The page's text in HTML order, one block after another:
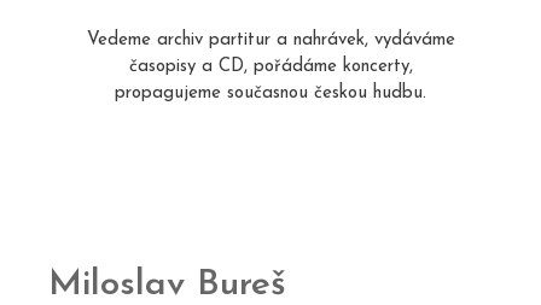
Vedeme archiv partitur a nahrávek, vydáváme
časopisy a CD, pořádáme koncerty,
propagujeme současnou českou hudbu.
Miloslav Bureš